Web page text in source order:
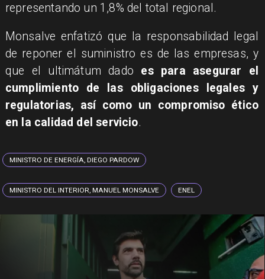
representando un 1,8% del total regional.
Monsalve enfatizó que la responsabilidad legal
de reponer el suministro es de las empresas, y
que el ultimátum dado es para asegurar el
cumplimiento de las obligaciones legales y
regulatorias, así como un compromiso ético
en la calidad del servicio.
MINISTRO DE ENERGÍA, DIEGO PARDOW
MINISTRO DEL INTERIOR, MANUEL MONSALVE ENEL